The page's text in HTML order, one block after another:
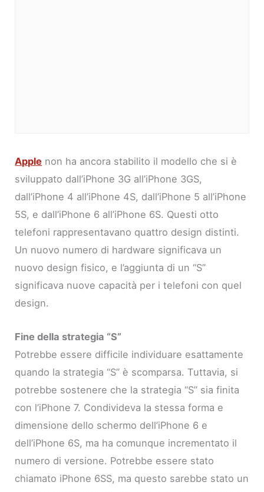
Apple non ha ancora stabilito il modello che si è
sviluppato dall’iPhone 3G all’iPhone 3GS,
dall’iPhone 4 all’iPhone 4S, dall’iPhone 5 all’iPhone
5S, e dall’iPhone 6 all’iPhone 6S. Questi otto
telefoni rappresentavano quattro design distinti.
Un nuovo numero di hardware significava un
nuovo design fisico, e l’aggiunta di un “S”
significava nuove capacità per i telefoni con quel
design.
Fine della strategia “S”
Potrebbe essere difficile individuare esattamente
quando la strategia “S” è scomparsa. Tuttavia, si
potrebbe sostenere che la strategia “S” sia finita
con l’iPhone 7. Condivideva la stessa forma e
dimensione dello schermo dell’iPhone 6 e
dell’iPhone 6S, ma ha comunque incrementato il
numero di versione. Potrebbe essere stato
chiamato iPhone 6SS, ma questo sarebbe stato un